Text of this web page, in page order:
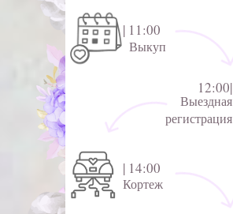
| 11:00
| 14:00
12:00|
Выездная
регистрация
Выкуп
Кортеж